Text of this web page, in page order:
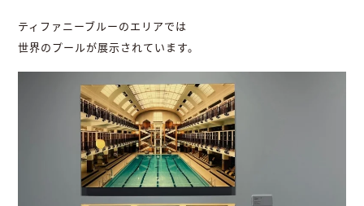
ティファニーブルーのエリアでは
世界のプールが展示されています。